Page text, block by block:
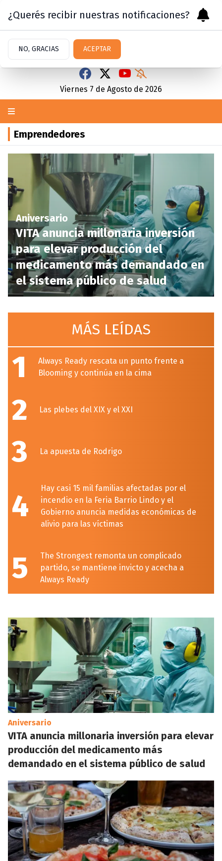
Viernes 7 de Agosto de 2026
Emprendedores
Aniversario
VITA anuncia millonaria inversión
para elevar producción del
medicamento más demandado en
el sistema público de salud
MÁS LEÍDAS
1
Always Ready rescata un punto frente a
Blooming y continúa en la cima
2 Las plebes del XIX y el XXI
3 La apuesta de Rodrigo
4
Hay casi 15 mil familias afectadas por el
incendio en la Feria Barrio Lindo y el
Gobierno anuncia medidas económicas de
alivio para las víctimas
5
The Strongest remonta un complicado
partido, se mantiene invicto y acecha a
Always Ready
Aniversario
VITA anuncia millonaria inversión para elevar
producción del medicamento más
demandado en el sistema público de salud
¿Querés recibir nuestras notificaciones?
NO, GRACIAS ACEPTAR